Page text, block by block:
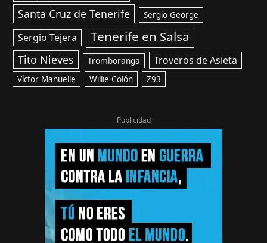
Santa Cruz de Tenerife Sergio George
Sergio Tejera Tenerife en Salsa
Tito Nieves Tromboranga Troveros de Asieta
Víctor Manuelle Willie Colón Z93
Publicidad